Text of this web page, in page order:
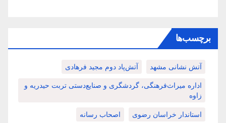
برچسب‌ها
آتش نشانی مشهد آتش‌پاد دوم مجید فرهادی
اداره میراث‌فرهنگی، گردشگری و صنایع‌دستی تربت حیدریه و
زاوه
استاندار خراسان رضوی اصحاب رسانه